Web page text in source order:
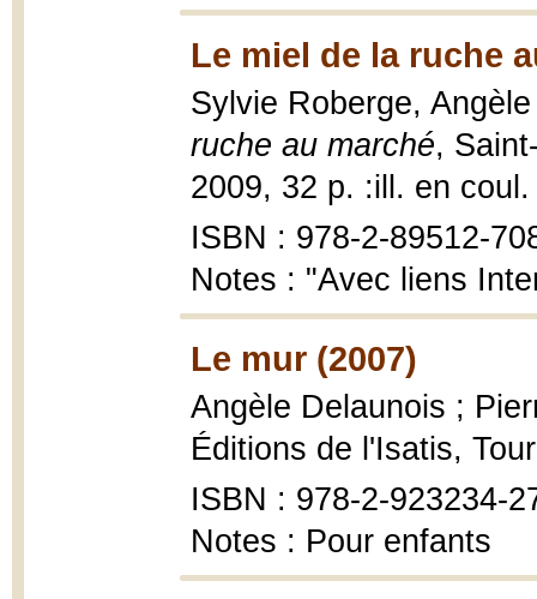
Le miel de la ruche
Sylvie Roberge,
ruche au marché,
2009, 32 p. :ill. en
ISBN : 978-2-89512-
Notes : "Avec liens
Le mur (2007)
Angèle Delaunois ;
Éditions de l'Isatis,
ISBN : 978-2-923234-
Notes : Pour enfants